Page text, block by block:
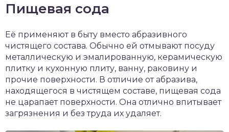
Пищевая сода
Её применяют в быту вместо абразивного
чистящего состава. Обычно ей отмывают посуду
металлическую и эмалированную, керамическую
плитку и кухонную плиту, ванну, раковину и
прочие поверхности. В отличие от абразива,
находящегося в чистящем составе, пищевая сода
не царапает поверхности. Она отлично впитывает
загрязнения и без труда их удаляет.